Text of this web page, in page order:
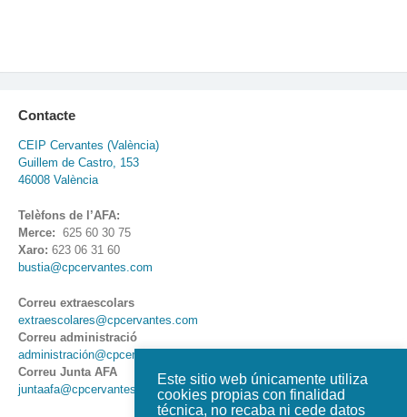
Contacte
CEIP Cervantes (València)
Guillem de Castro, 153
46008 València
Telèfons de l’AFA:
Merce: 625 60 30 75
Xaro: 623 06 31 60
bustia@cpcervantes.com
Correu extraescolars
extraescolares@cpcervantes.com
Correu administració
administración@cpcervantes.com
Correu Junta AFA
juntaafa@cpcervantes.com
Este sitio web únicamente utiliza
cookies propias con finalidad
técnica, no recaba ni cede datos